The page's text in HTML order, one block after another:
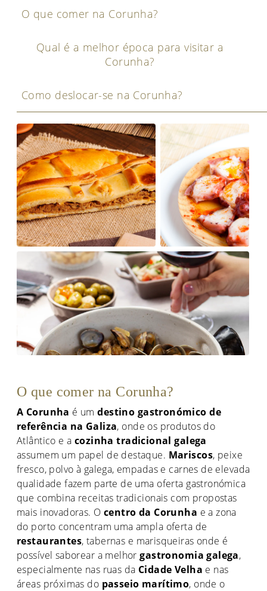
O que comer na Corunha?
Qual é a melhor época para visitar a
Corunha?
Como deslocar-se na Corunha?
O que comer na Corunha?
A Corunha é umdestino gastronómico de
referência na Galiza, onde os produtos do
Atlântico e a cozinha tradicional galega
assumem um papel de destaque. Mariscos, peixe
fresco, polvo à galega, empadas e carnes de elevada
qualidade fazem parte de uma oferta gastronómica
que combina receitas tradicionais com propostas
mais inovadoras. O centro da Corunha e a zona
do porto concentram uma ampla oferta de
restaurantes, tabernas e marisqueiras onde é
possível saborear a melhorgastronomia galega,
especialmente nas ruas da Cidade Velha e nas
áreas próximas do passeio marítimo, onde o